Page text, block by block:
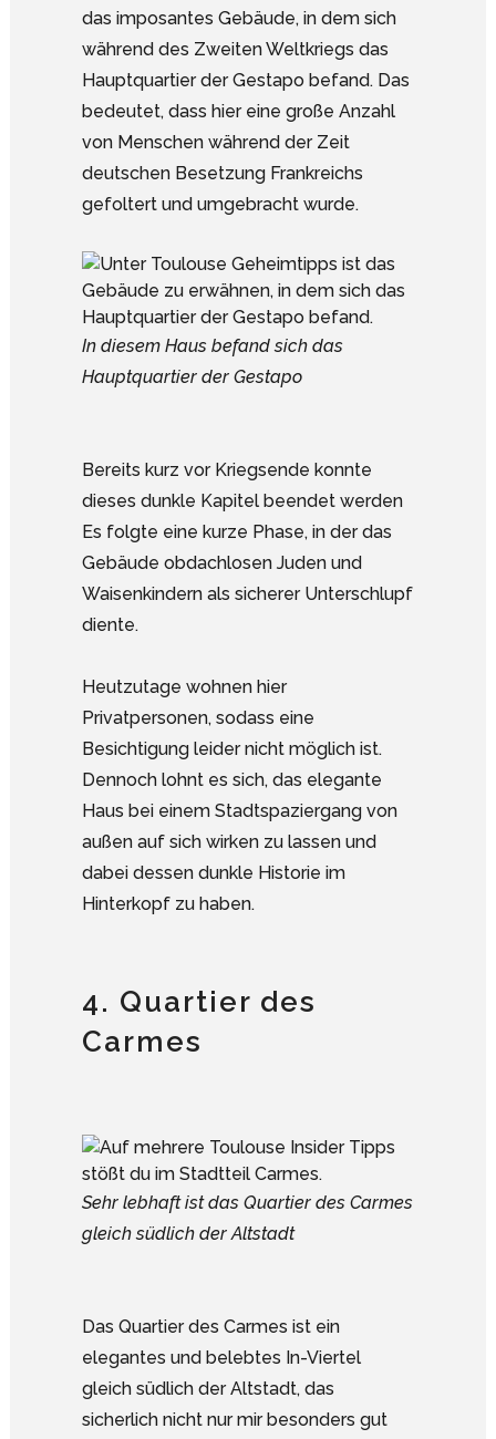
das imposantes Gebäude, in dem sich
während des Zweiten Weltkriegs das
Hauptquartier der Gestapo befand. Das
bedeutet, dass hier eine große Anzahl
von Menschen während der Zeit
deutschen Besetzung Frankreichs
gefoltert und umgebracht wurde.
In diesem Haus befand sich das
Hauptquartier der Gestapo
Bereits kurz vor Kriegsende konnte
dieses dunkle Kapitel beendet werden
Es folgte eine kurze Phase, in der das
Gebäude obdachlosen Juden und
Waisenkindern als sicherer Unterschlupf
diente.
Heutzutage wohnen hier
Privatpersonen, sodass eine
Besichtigung leider nicht möglich ist.
Dennoch lohnt es sich, das elegante
Haus bei einem Stadtspaziergang von
außen auf sich wirken zu lassen und
dabei dessen dunkle Historie im
Hinterkopf zu haben.
4. Quartier des
Carmes
Sehr lebhaft ist das Quartier des Carmes
gleich südlich der Altstadt
Das Quartier des Carmes ist ein
elegantes und belebtes In-Viertel
gleich südlich der Altstadt, das
sicherlich nicht nur mir besonders gut